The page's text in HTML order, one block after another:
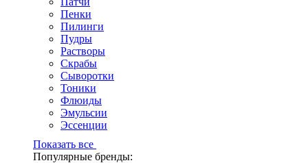
Пенки
Пилинги
Пудры
Растворы
Скрабы
Сыворотки
Тоники
Флюиды
Эмульсии
Эссенции
Показать все
Популярные бренды: